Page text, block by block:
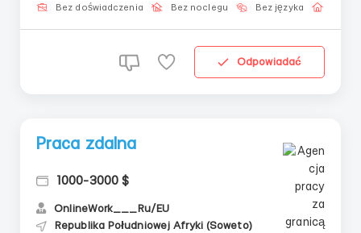
roboczym Realizacja działań według szablonów w
Bez doświadczenia Bez noclegu Bez języka
Odpowiadać
Praca zdalna
1000-3000 $
OnlineWork___Ru/EU
Republika Południowej Afryki (Soweto)